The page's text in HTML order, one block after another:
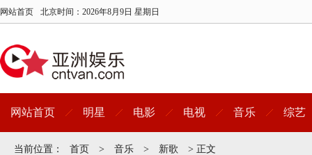
网站首页 北京时间： 2026年8月9日 星期日
网站首页 明星 电影 电视 音乐 综艺
当前位置： 首页 > 音乐 > 新歌 > 正文